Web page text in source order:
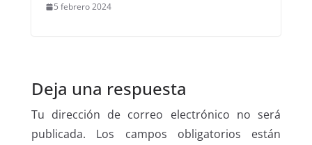
5 febrero 2024
Deja una respuesta
Tu dirección de correo electrónico no será
publicada.
Los campos obligatorios están